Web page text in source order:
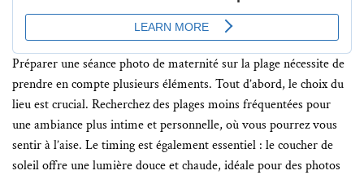
Préparer une séance photo de maternité sur la plage nécessite de
prendre en compte plusieurs éléments. Tout d’abord, le choix du
lieu est crucial. Recherchez des plages moins fréquentées pour
une ambiance plus intime et personnelle, où vous pourrez vous
sentir à l’aise. Le timing est également essentiel : le coucher de
soleil offre une lumière douce et chaude, idéale pour des photos